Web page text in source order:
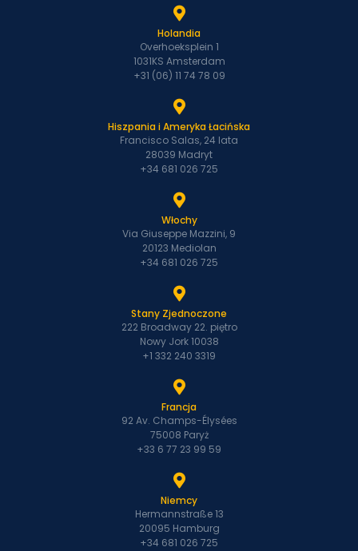
Holandia
Overhoeksplein 1
1031KS Amsterdam
+31 (06) 11 74 78 09
Hiszpania i Ameryka Łacińska
Francisco Salas, 24 lata
28039 Madryt
+34 681 026 725
Włochy
Via Giuseppe Mazzini, 9
20123 Mediolan
+34 681 026 725
Stany Zjednoczone
222 Broadway 22. piętro
Nowy Jork 10038
+1 332 240 3319
Francja
92 Av. Champs-Élysées
75008 Paryż
+33 6 77 23 99 59
Niemcy
Hermannstraße 13
20095 Hamburg
+34 681 026 725